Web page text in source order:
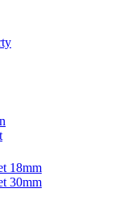
18mm
30mm